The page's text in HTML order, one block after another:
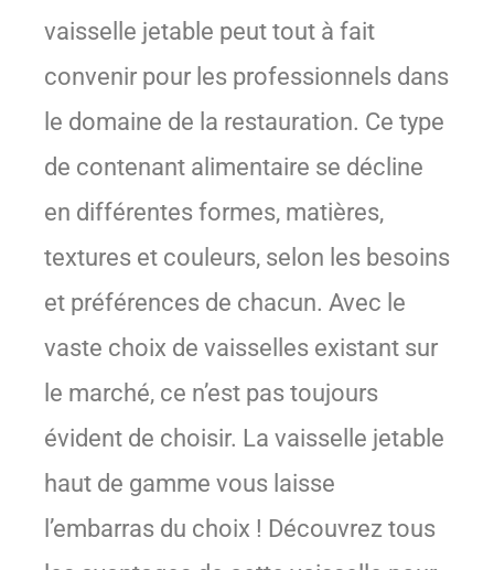
vaisselle jetable peut tout à fait
convenir pour les professionnels dans
le domaine de la restauration. Ce type
de contenant alimentaire se décline
en différentes formes, matières,
textures et couleurs, selon les besoins
et préférences de chacun. Avec le
vaste choix de vaisselles existant sur
le marché, ce n’est pas toujours
évident de choisir. La vaisselle jetable
haut de gamme vous laisse
l’embarras du choix ! Découvrez tous